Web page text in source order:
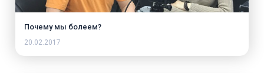
Почему мы болеем?
20.02.2017